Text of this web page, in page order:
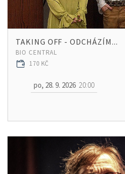
TAKING OFF - ODCHÁZÍM...
BIO CENTRAL
170 KČ
po, 28. 9. 2026 20:00